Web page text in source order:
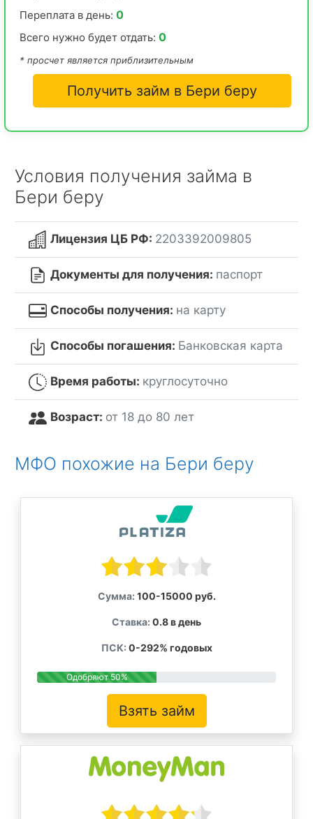
Переплата в день: 0
Всего нужно будет отдать: 0
* просчет является приблизительным
Получить займ в Бери беру
Условия получения займа в
Бери беру
Лицензия ЦБ РФ: 2203392009805
Документы для получения: паспорт
Способы получения: на карту
Способы погашения: Банковская карта
Время работы: круглосуточно
Возраст: от 18 до 80 лет
МФО похожие на Бери беру
Сумма: 100-15000 руб.
Ставка: 0.8 в день
ПСК: 0-292% годовых
Одобряют 50%
Взять займ